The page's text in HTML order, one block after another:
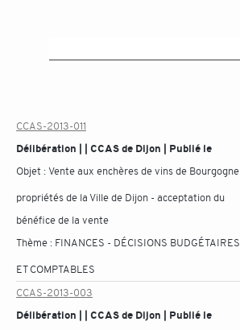
CCAS-2013-011
Délibération | | CCAS de Dijon | Publié le
Objet :Vente aux enchères de vins de Bourgogne
propriétés de la Ville de Dijon - acceptation du
bénéfice de la vente
Thème : FINANCES - DÉCISIONS BUDGÉTAIRES
ET COMPTABLES
CCAS-2013-003
Délibération | | CCAS de Dijon | Publié le